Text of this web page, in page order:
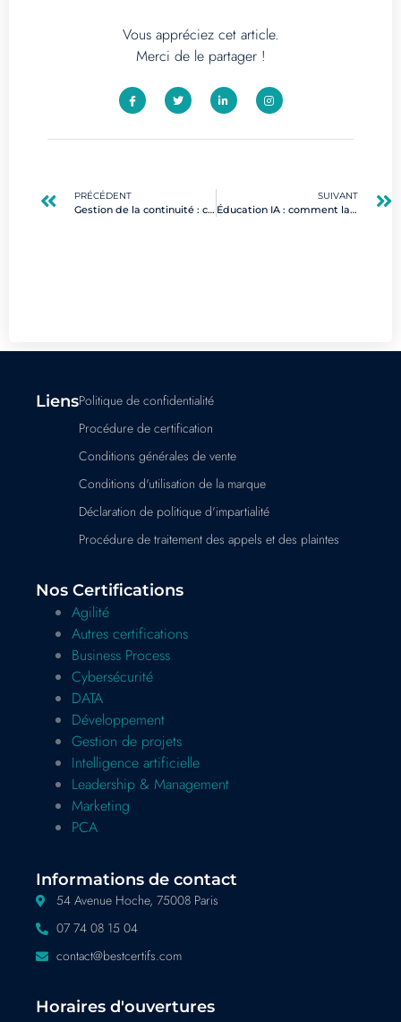
Vous appréciez cet article.
Merci de le partager !
PRÉCÉDENT
Gestion de la continuité : clés pour une entreprise agile et résiliente
SUIVANT
Éducation IA : comment la certification booste votre carrière digitale
LiensPolitique de confidentialité
Procédure de certification
Conditions générales de vente
Conditions d'utilisation de la marque
Déclaration de politique d'impartialité
Procédure de traitement des appels et des plaintes
Nos Certifications
Agilité
Autres certifications
Business Process
Cybersécurité
DATA
Développement
Gestion de projets
Intelligence artificielle
Leadership & Management
Marketing
PCA
Informations de contact
54 Avenue Hoche, 75008 Paris
07 74 08 15 04
contact@bestcertifs.com
Horaires d'ouvertures